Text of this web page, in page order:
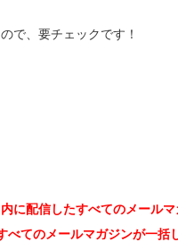
で、要チェックです！
に配信したすべてのメール
べてのメールマガジンが一括